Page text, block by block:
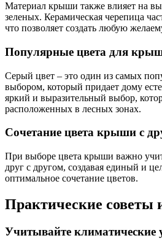
Материал крыши также влияет на
зеленых. Керамическая черепица
что позволяет создать любую
Популярные цвета для
Серый цвет – это один из самых
выбором, который придает дому
яркий и выразительный выбор,
расположенных в лесных зонах.
Сочетание цвета крыши с
При выборе цвета крыши важно
друг с другом, создавая единый и
оптимальное сочетание цветов.
Практические советы
Учитывайте климатические